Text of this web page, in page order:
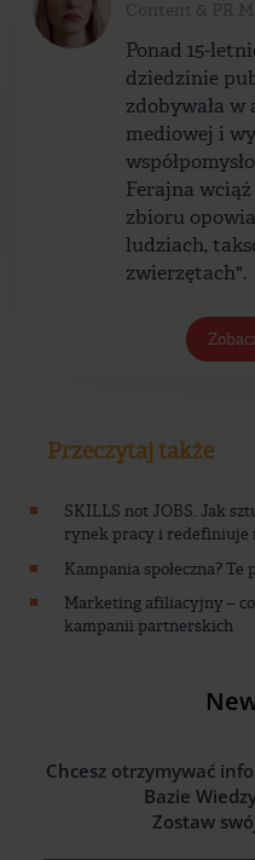
Ponad 15-
dziedzinie
zdobywała w
mediowej i
Ferajna
zbioru
ludziach,
zwierzętach".
Przeczytaj także
SKILLS not JOBS. Jak
rynek pracy i redefiniuje
Kampania społeczna? Te
Marketing afiliacyjny –
kampanii partnerskich
Chcesz otrzymywać
Bazie
Zostaw